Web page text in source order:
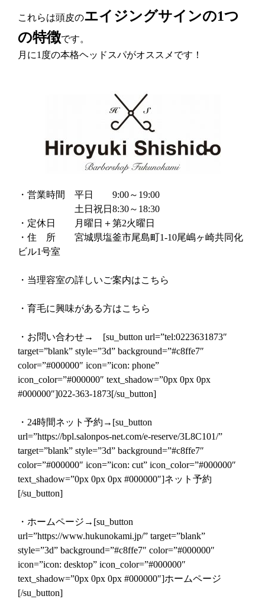
これらは頭皮のエイジングサインの1つ
の特徴です。
月に1度の本格ヘッドスパがオススメです！
・営業時間 平日 9:00～19:00
土日祝日8:30～18:30
・定休日 月曜日＋第2火曜日
・住 所 宮城県塩釜市尾島町1-10尾嶋ヶ崎共同化
ビル1号室
・ 当理容室の詳しいご案内はこちら
・ 育毛に興味がある方はこちら
・お問い合わせ→ [su_button url=”tel:0223631873″
target=”blank” style=”3d” background=”#c8ffe7″
color=”#000000″ icon=”icon: phone”
icon_color=”#000000″ text_shadow=”0px 0px 0px
#000000″]022-363-1873[/su_button]
・24時間ネット予約→[su_button
url=”https://bpl.salonpos-net.com/e-reserve/3L8C101/”
target=”blank” style=”3d” background=”#c8ffe7″
color=”#000000″ icon=”icon: cut” icon_color=”#000000″
text_shadow=”0px 0px 0px #000000″]ネット予約
[/su_button]
・ホームページ→[su_button
url=”https://www.hukunokami.jp/” target=”blank”
style=”3d” background=”#c8ffe7″ color=”#000000″
icon=”icon: desktop” icon_color=”#000000″
text_shadow=”0px 0px 0px #000000″]ホームページ
[/su_button]